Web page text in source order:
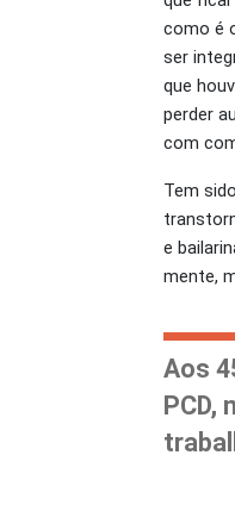
como é
ser
que
perder
com
Tem
e
mente,
Aos
PCD,